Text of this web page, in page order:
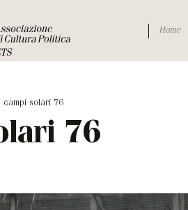
Home
campi solari 76
76